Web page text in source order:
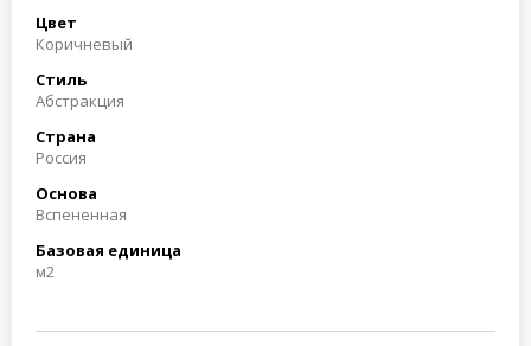
Цвет
Коричневый
Стиль
Абстракция
Страна
Россия
Основа
Вспененная
Базовая единица
м2